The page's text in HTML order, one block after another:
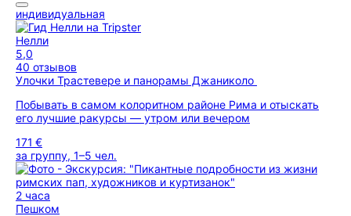
индивидуальная
Нелли
5,0
40 отзывов
Улочки Трастевере и панорамы Джаниколо
Побывать в самом колоритном районе Рима и отыскать
его лучшие ракурсы — утром или вечером
171 €
за группу, 1–5 чел.
2 часа
Пешком